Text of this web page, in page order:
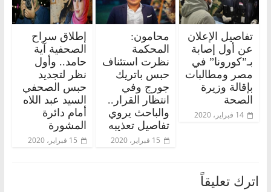
تفاصيل الإعلان
عن أول إصابة
بـ”كورونا” في
مصر ومطالبات
بإقالة وزيرة
الصحة
14 فبراير، 2020
محامون:
المحكمة
نظرت استئناف
حبس باتريك
جورج وفي
انتظار القرار..
والباحث يروي
تفاصيل تعذيبه
15 فبراير، 2020
إطلاق سراح
الصحفية آية
حامد.. وأول
نظر لتجديد
حبس الصحفي
السيد عبد اللاه
أمام دائرة
المشورة
15 فبراير، 2020
اترك تعليقاً